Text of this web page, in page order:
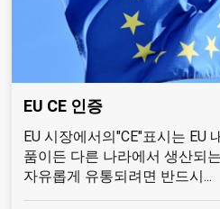
EU CE 인증
EU 시장에서의"CE"표시는 EU
품이든 다른 나라에서 생산되
자유롭게 유통되려면 반드시...